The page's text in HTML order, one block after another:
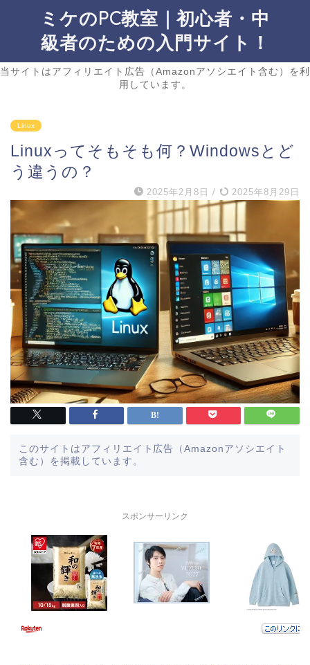
ミケのPC教室｜初心者・中
級者のための入門サイト！
当サイトはアフィリエイト広告（Amazonアソシエイト含む）を利
用しています。
Linux
Linuxってそもそも何？Windowsとど
う違うの？
2025年2月8日 / 2025年8月29日
このサイトはアフィリエイト広告（Amazonアソシエイト
含む）を掲載しています。
スポンサーリンク